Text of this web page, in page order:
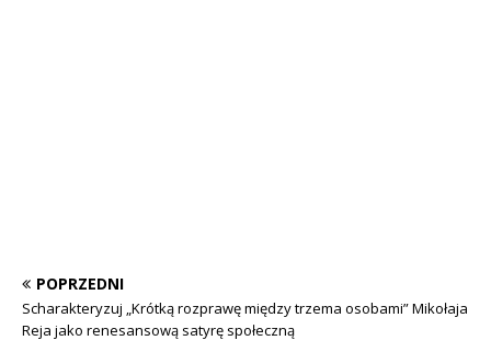
POPRZEDNI
Scharakteryzuj „Krótką rozprawę między trzema osobami” Mikołaja
Reja jako renesansową satyrę społeczną